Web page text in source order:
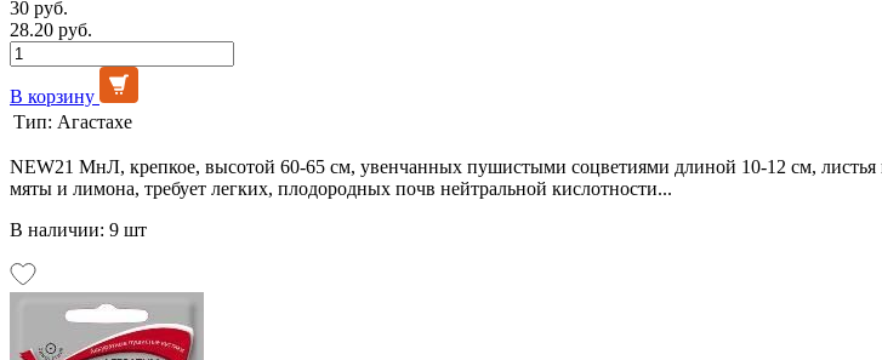
30 руб.
28.20 руб.
В корзину
Тип: Агастахе
NEW21 МнЛ, крепкое, высотой 60-65 см, увенчанных пушистыми соцветиями длиной 10-12 см,
мяты и лимона, требует легких, плодородных почв нейтральной кислотности...
В наличии: 9 шт